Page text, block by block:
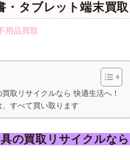
・タブレット端末買
用品買取
取リサイクルなら 快適生活へ！
すべて買い取ります
の買取リサイクルなら